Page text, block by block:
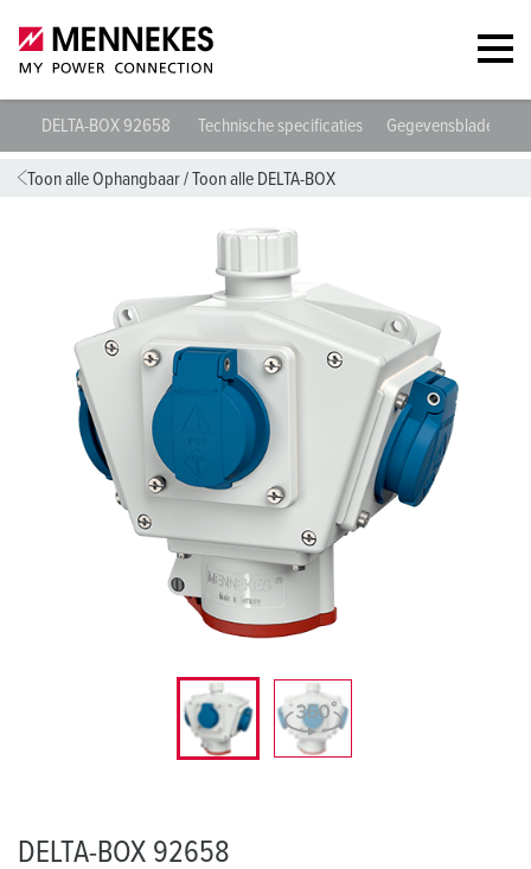
DELTA-BOX 92658 Technische specificaties Gegevensbladen &
Toon alle Ophangbaar/Toon alle DELTA-BOX
DELTA-BOX 92658